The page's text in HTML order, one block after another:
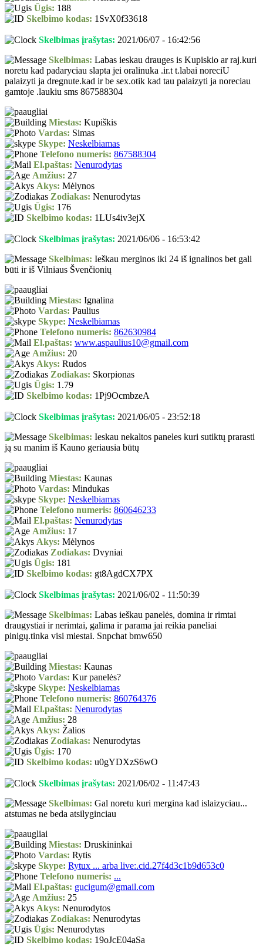
Ūgis: 188
Skelbimo kodas: 1SvX0f33618
Skelbimas įrašytas: 2021/06/07 - 16:42:56
Skelbimas: Labas ieskau drauges is Kupiskio ar raj.kuri
noretu kad padaryciau slapta jei oralinuka .ir.t t.labai noreciU
palaizyti ja dregnute.kad ir be sex.otik kad tau palaizyti ja noreciau
gamtoje .laukiu sms 867588304
Miestas: Kupiškis
Vardas: Simas
Skype: Neskelbiamas
Telefono numeris: 867588304
El.paštas: Nenurodytas
Amžius: 27
Akys: Mėlynos
Zodiakas: Nenurodytas
Ūgis: 176
Skelbimo kodas: 1LUs4iv3ejX
Skelbimas įrašytas: 2021/06/06 - 16:53:42
Skelbimas: Ieškau merginos iki 24 iš ignalinos bet gali
būti ir iš Vilniaus Švenčionių
Miestas: Ignalina
Vardas: Paulius
Skype: Neskelbiamas
Telefono numeris: 862630984
El.paštas: www.aspaulius10@gmail.com
Amžius: 20
Akys: Rudos
Zodiakas: Skorpionas
Ūgis: 1.79
Skelbimo kodas: 1Pj9OcmbzeA
Skelbimas įrašytas: 2021/06/05 - 23:52:18
Skelbimas: Ieskau nekaltos paneles kuri sutiktų prarasti
ją su manim iš Kauno geriausia būtų
Miestas: Kaunas
Vardas: Mindukas
Skype: Neskelbiamas
Telefono numeris: 860646233
El.paštas: Nenurodytas
Amžius: 17
Akys: Mėlynos
Zodiakas: Dvyniai
Ūgis: 181
Skelbimo kodas: gt8AgdCX7PX
Skelbimas įrašytas: 2021/06/02 - 11:50:39
Skelbimas: Labas ieškau panelės, domina ir rimtai
draugystiai ir nerimtai, galima ir parama jai reikia paneliai
pinigų.tinka visi miestai. Snpchat bmw650
Miestas: Kaunas
Vardas: Kur panelės?
Skype: Neskelbiamas
Telefono numeris: 860764376
El.paštas: Nenurodytas
Amžius: 28
Akys: Žalios
Zodiakas: Nenurodytas
Ūgis: 170
Skelbimo kodas: u0gYDXzS6wO
Skelbimas įrašytas: 2021/06/02 - 11:47:43
Skelbimas: Gal noretu kuri mergina kad islaizyciau...
atstumas ne beda atsilyginciau
Miestas: Druskininkai
Vardas: Rytis
Skype: Rytux ... arba live:.cid.27f4d3c1b9d653c0
Telefono numeris: ...
El.paštas: gucigum@gmail.com
Amžius: 25
Akys: Nenurodytos
Zodiakas: Nenurodytas
Ūgis: Nenurodytas
Skelbimo kodas: 19oJcE04aSa